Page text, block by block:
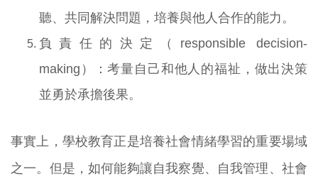
聽、共同解決問題，培養與他人合作的能力。
負責任的決定（responsible decision-
making）：考量自己和他人的福祉，做出決策
並勇於承擔後果。
事實上，學校教育正是培養社會情緒學習的重要場域
之一。但是，如何能夠讓自我察覺、自我管理、社會